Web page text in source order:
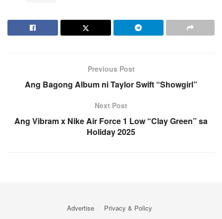
Previous Post
Ang Bagong Album ni Taylor Swift “Showgirl”
Next Post
Ang Vibram x Nike Air Force 1 Low “Clay Green” sa
Holiday 2025
Advertise Privacy & Policy